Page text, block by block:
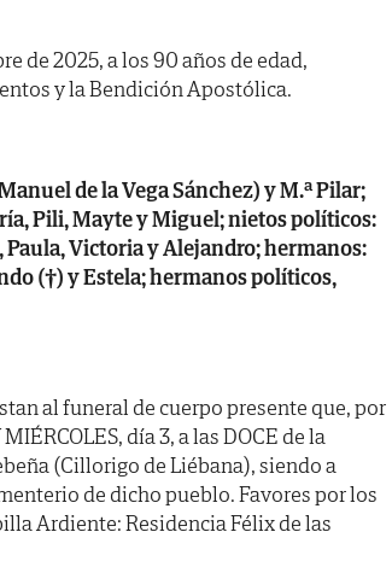
de 2025, a los 90 años de edad,
y la Bendición Apostólica.
de la Vega Sánchez) y M.ª Pilar;
Pili, Mayte y Miguel; nietos políticos:
Victoria y Alejandro; hermanos:
(†) y Estela; hermanos políticos,
al funeral de cuerpo presente que, por
día 3, a las DOCE de la
(Cillorigo de Liébana), siendo a
de dicho pueblo. Favores por los
Ardiente: Residencia Félix de las